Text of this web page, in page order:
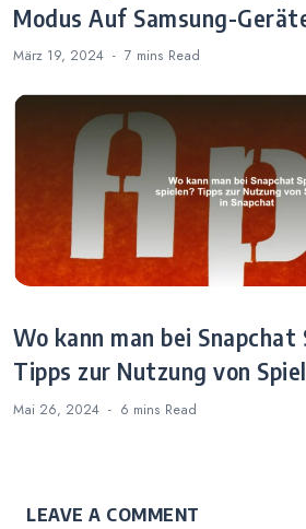
Modus Auf Samsung-
März 19, 2024 7 mins Read
Wo kann man bei Snapchat
Tipps zur Nutzung von
Mai 26, 2024 6 mins Read
LEAVE A COMMENT